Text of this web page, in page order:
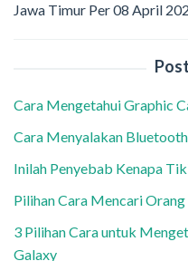
Jawa Timur Per 08
Cara Mengetahui Graphic
Cara Menyalakan
Inilah Penyebab Kenapa
Pilihan Cara Mencari
3 Pilihan Cara untuk
Galaxy